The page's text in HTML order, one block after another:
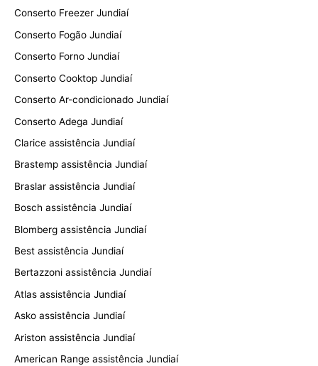
Conserto Freezer Jundiaí
Conserto Fogão Jundiaí
Conserto Forno Jundiaí
Conserto Cooktop Jundiaí
Conserto Ar-condicionado Jundiaí
Conserto Adega Jundiaí
Clarice assistência Jundiaí
Brastemp assistência Jundiaí
Braslar assistência Jundiaí
Bosch assistência Jundiaí
Blomberg assistência Jundiaí
Best assistência Jundiaí
Bertazzoni assistência Jundiaí
Atlas assistência Jundiaí
Asko assistência Jundiaí
Ariston assistência Jundiaí
American Range assistência Jundiaí